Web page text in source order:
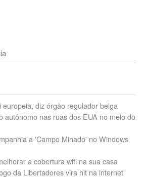
europeia, diz órgão regulador belga
autônomo nas ruas dos EUA no meio do
a 'Campo Minado' no Windows
a cobertura wifi na sua casa
da Libertadores vira hit na internet